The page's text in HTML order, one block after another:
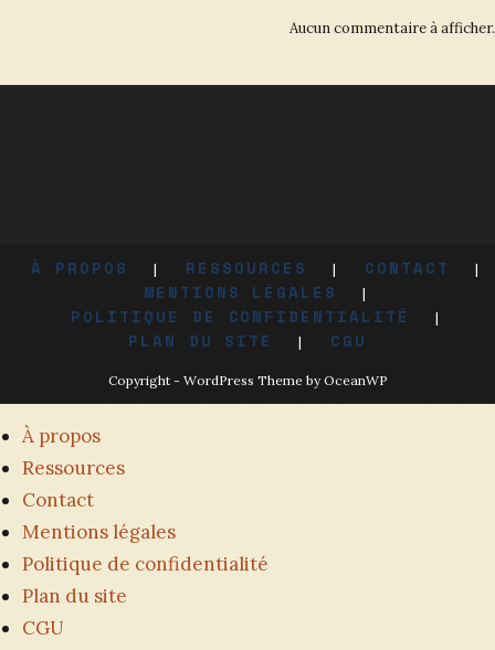
Aucun commentaire à afficher.
À PROPOS RESSOURCES
CONTACT
MENTIONS LÉGALES
POLITIQUE DE CONFIDENTIALITÉ
PLAN DU SITE
CGU
Copyright - WordPress Theme by OceanWP
À propos
Ressources
Contact
Mentions légales
Politique de confidentialité
Plan du site
CGU